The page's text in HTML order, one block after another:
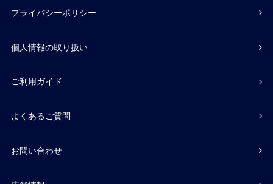
プライバシーポリシー
個人情報の取り扱い
ご利用ガイド
よくあるご質問
お問い合わせ